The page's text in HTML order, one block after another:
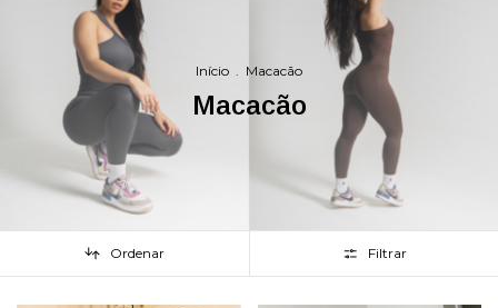
Início Macacão
Macacão
Ordenar Filtrar